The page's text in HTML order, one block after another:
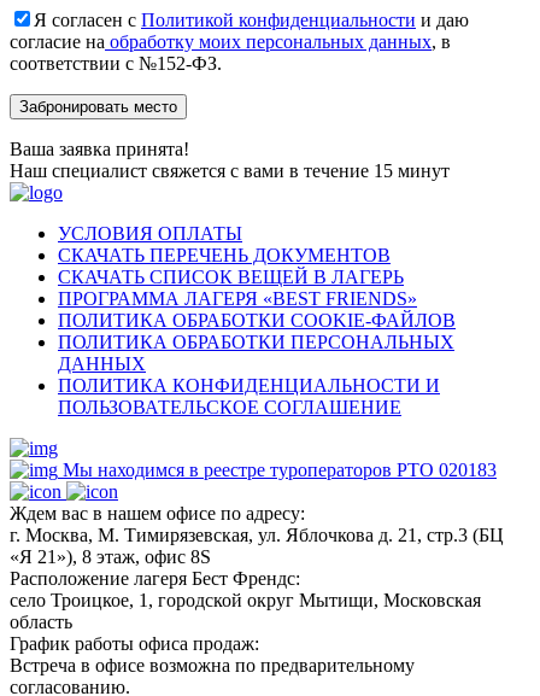
Я согласен с Политикой конфиденциальности и даю
согласие на обработку моих персональных данных, в
соответствии с №152-ФЗ.
Ваша заявка принята!
Наш специалист свяжется с вами в течение 15 минут
УСЛОВИЯ ОПЛАТЫ
СКАЧАТЬ ПЕРЕЧЕНЬ ДОКУМЕНТОВ
СКАЧАТЬ СПИСОК ВЕЩЕЙ В ЛАГЕРЬ
ПРОГРАММА ЛАГЕРЯ «BEST FRIENDS»
ПОЛИТИКА ОБРАБОТКИ COOKIE-ФАЙЛОВ
ПОЛИТИКА ОБРАБОТКИ ПЕРСОНАЛЬНЫХ
ДАННЫХ
ПОЛИТИКА КОНФИДЕНЦИАЛЬНОСТИ И
ПОЛЬЗОВАТЕЛЬСКОЕ СОГЛАШЕНИЕ
Мы находимся в реестре туроператоров РТО 020183
Ждем вас в нашем офисе по адресу:
г. Москва, М. Тимирязевская, ул. Яблочкова д. 21, стр.3 (БЦ
«Я 21»), 8 этаж, офис 8S
Расположение лагеря Бест Френдс:
село Троицкое, 1, городской округ Мытищи, Московская
область
График работы офиса продаж:
Встреча в офисе возможна по предварительному
согласованию.